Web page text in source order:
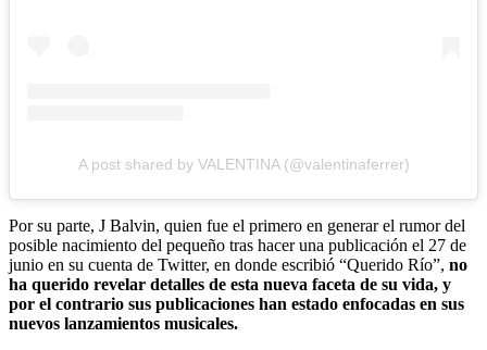
A post shared by VALENTINA (@valentinaferrer)
Por su parte, J Balvin, quien fue el primero en generar el rumor del
posible nacimiento del pequeño tras hacer una publicación el 27 de
junio en su cuenta de Twitter, en donde escribió “Querido Río”, no
ha querido revelar detalles de esta nueva faceta de su vida, y
por el contrario sus publicaciones han estado enfocadas en sus
nuevos lanzamientos musicales.